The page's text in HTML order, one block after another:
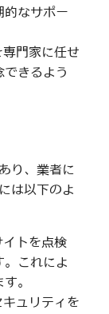
的なサポー
門家に任せ
きるよう
り、業者に
は以下のよ
トを点検
。これによ
。
ュリティを